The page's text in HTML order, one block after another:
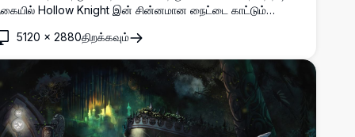
Hollow Knight இன் சின்னமான நைட்டை காட்டும்
அமைதியான கதாநாயகனை காட்டும் உயர்
கலைப்படைப்பு, டெஸ்க்டாப் டிஸ்ப்ளேக்களுக்கு
5120 × 2880திறக்கவும்